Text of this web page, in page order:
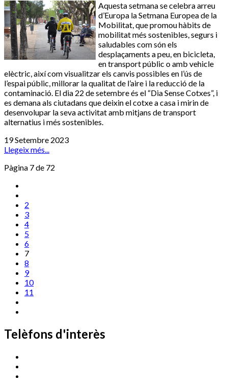
Aquesta setmana se celebra arreu
d’Europa la Setmana Europea de la
Mobilitat, que promou hàbits de
mobilitat més sostenibles, segurs i
saludables com són els
desplaçaments a peu, en bicicleta,
en transport públic o amb vehicle
elèctric, així com visualitzar els canvis possibles en l’ús de
l’espai públic, millorar la qualitat de l’aire i la reducció de la
contaminació. El dia 22 de setembre és el “Dia Sense Cotxes”, i
es demana als ciutadans que deixin el cotxe a casa i mirin de
desenvolupar la seva activitat amb mitjans de transport
alternatius i més sostenibles.
19 Setembre 2023
Llegeix més...
Pàgina 7 de 72
2
3
4
5
6
7
8
9
10
11
Telèfons d'interès